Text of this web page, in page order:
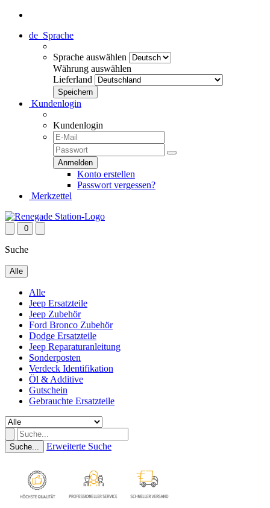
de Sprache
Sprache auswählen
Währung auswählen
Lieferland
Kundenlogin
Kundenlogin
Konto erstellen
Passwort vergessen?
Merkzettel
0
Suche
Alle
Alle
Jeep Ersatzteile
Jeep Zubehör
Ford Bronco Zubehör
Dodge Ersatzteile
Jeep Reparaturanleitung
Sonderposten
Verdeck Identifikation
Öl & Additive
Gutschein
Gebrauchte Ersatzteile
Suche... Erweiterte Suche